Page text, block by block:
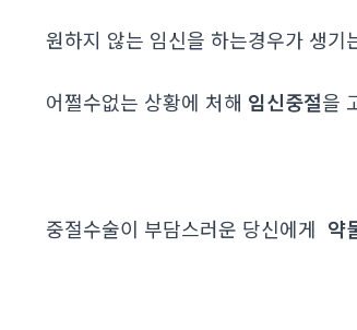
원하지 않는 임신을 하는경우가 생기
어쩔수없는 상황에 처해 임신중절을
중절수술이 부담스러운 당신에게 약